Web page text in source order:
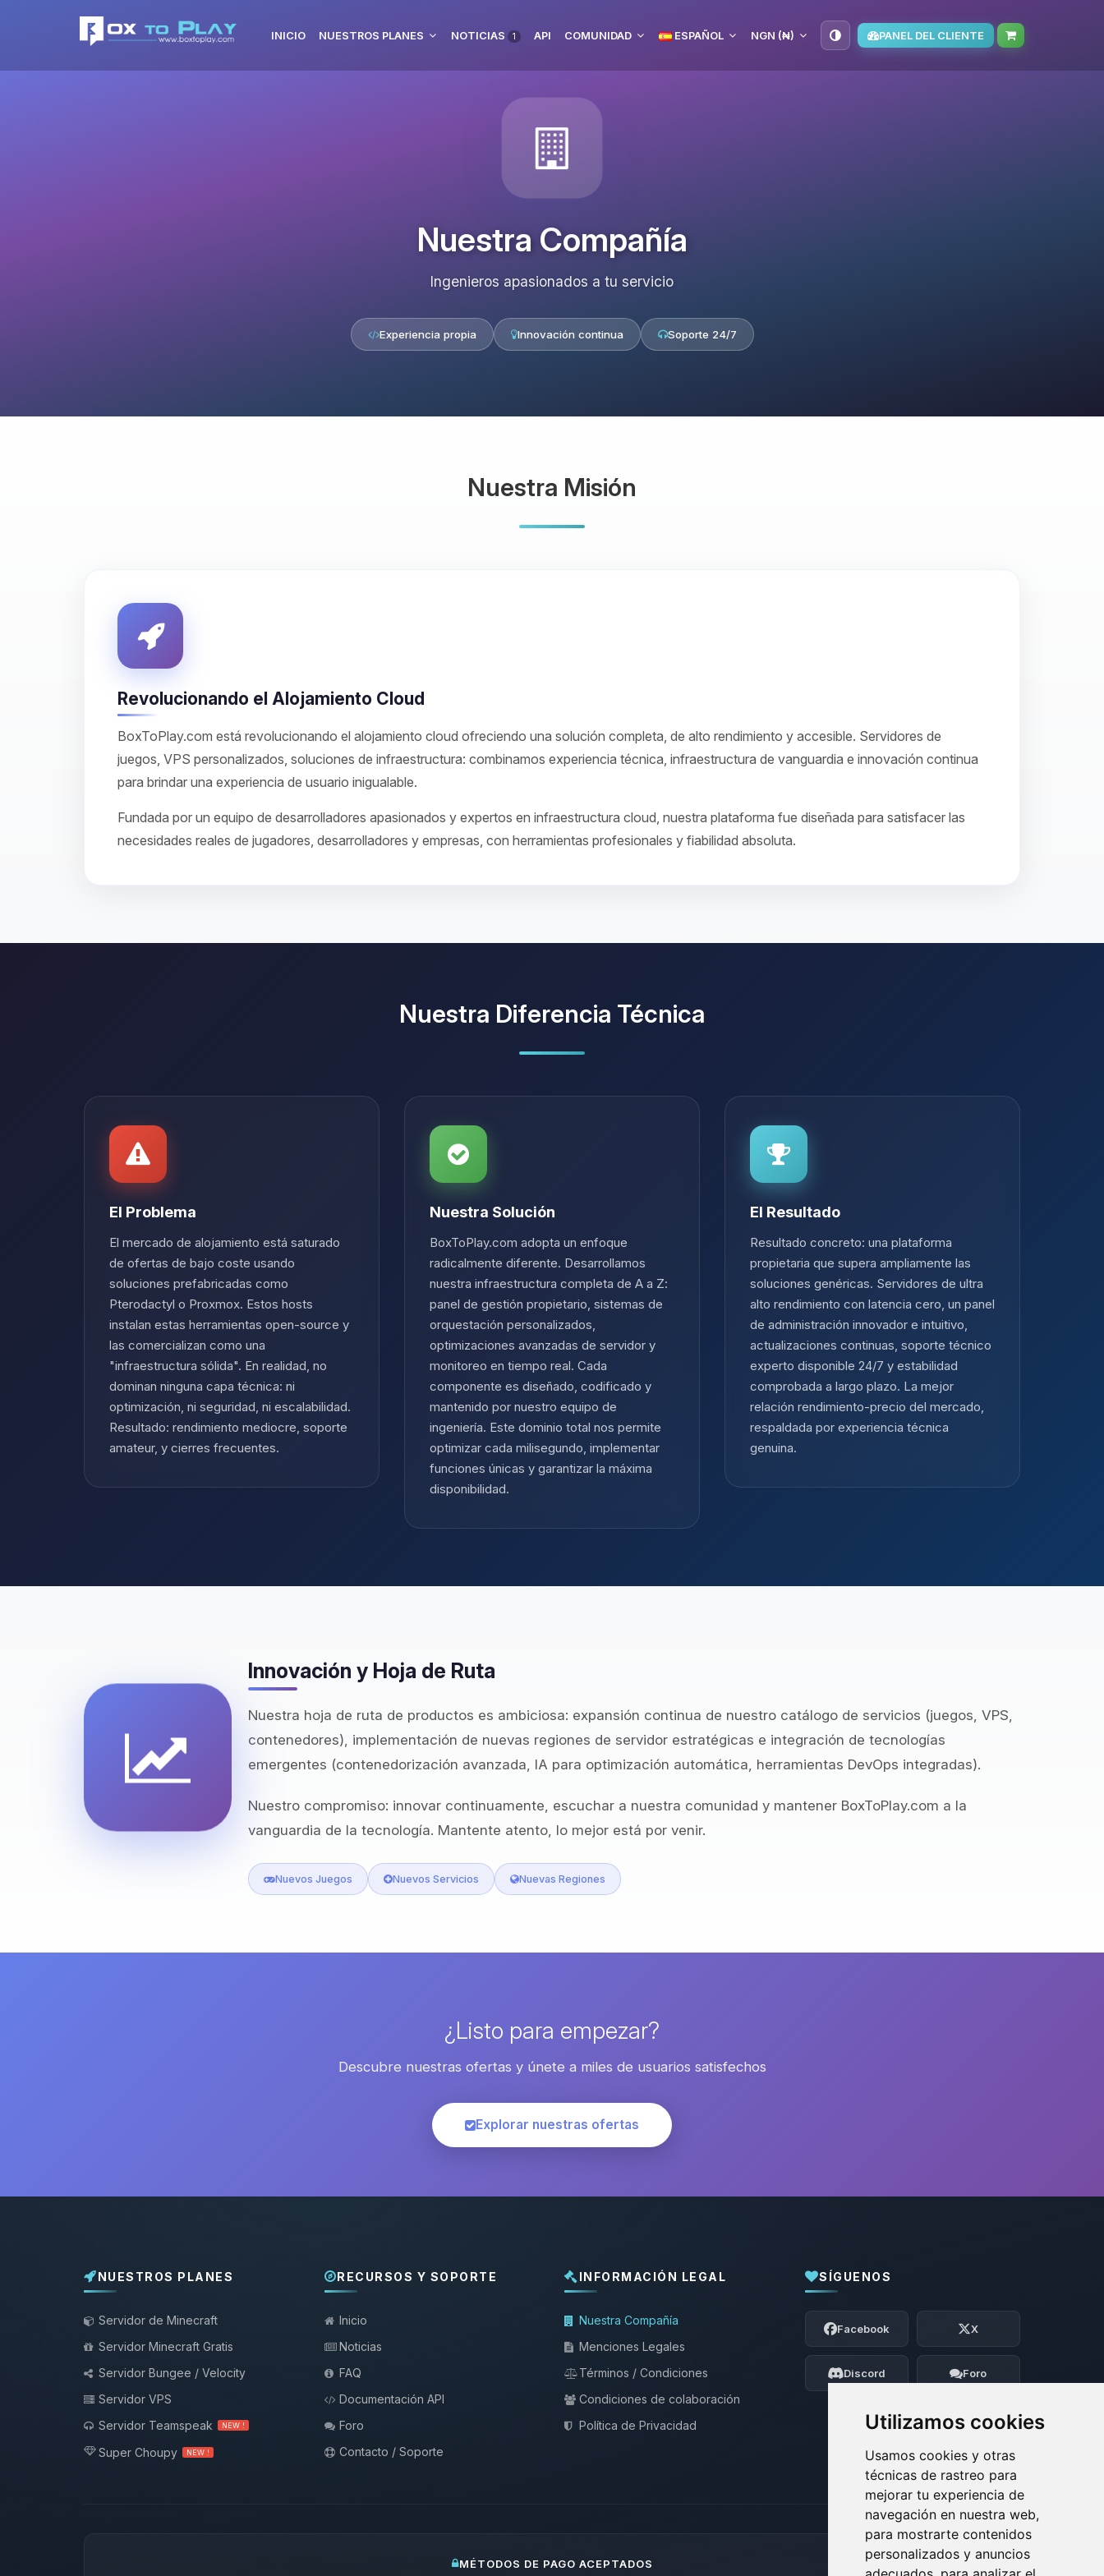
Utilizamos cookies
Usamos cookies y otras
técnicas de rastreo para
mejorar tu experiencia de
navegación en nuestra web,
para mostrarte contenidos
personalizados y anuncios
INICIO NUESTROS PLANES NOTICIAS 1 API COMUNIDAD ESPAÑOL NGN (₦) PANEL DEL CLIENTE
Nuestra Compañía
Ingenieros apasionados a tu servicio
Experiencia propia Innovación continua Soporte 24/7
Nuestra Misión
Revolucionando el Alojamiento Cloud
BoxToPlay.com está revolucionando el alojamiento cloud ofreciendo una solución completa, de alto rendimiento y accesible. Servidores de
juegos, VPS personalizados, soluciones de infraestructura: combinamos experiencia técnica, infraestructura de vanguardia e innovación continua
para brindar una experiencia de usuario inigualable.
Fundada por un equipo de desarrolladores apasionados y expertos en infraestructura cloud, nuestra plataforma fue diseñada para satisfacer las
necesidades reales de jugadores, desarrolladores y empresas, con herramientas profesionales y fiabilidad absoluta.
Nuestra Diferencia Técnica
El Problema
El mercado de alojamiento está saturado
de ofertas de bajo coste usando
soluciones prefabricadas como
Pterodactyl o Proxmox. Estos hosts
instalan estas herramientas open-source y
las comercializan como una
"infraestructura sólida". En realidad, no
dominan ninguna capa técnica: ni
optimización, ni seguridad, ni escalabilidad.
Resultado: rendimiento mediocre, soporte
amateur, y cierres frecuentes.
Nuestra Solución
BoxToPlay.com adopta un enfoque
radicalmente diferente. Desarrollamos
nuestra infraestructura completa de A a Z:
panel de gestión propietario, sistemas de
orquestación personalizados,
optimizaciones avanzadas de servidor y
monitoreo en tiempo real. Cada
componente es diseñado, codificado y
mantenido por nuestro equipo de
ingeniería. Este dominio total nos permite
optimizar cada milisegundo, implementar
funciones únicas y garantizar la máxima
disponibilidad.
El Resultado
Resultado concreto: una plataforma
propietaria que supera ampliamente las
soluciones genéricas. Servidores de ultra
alto rendimiento con latencia cero, un panel
de administración innovador e intuitivo,
actualizaciones continuas, soporte técnico
experto disponible 24/7 y estabilidad
comprobada a largo plazo. La mejor
relación rendimiento-precio del mercado,
respaldada por experiencia técnica
genuina.
Innovación y Hoja de Ruta
Nuestra hoja de ruta de productos es ambiciosa: expansión continua de nuestro catálogo de servicios (juegos, VPS,
contenedores), implementación de nuevas regiones de servidor estratégicas e integración de tecnologías
emergentes (contenedorización avanzada, IA para optimización automática, herramientas DevOps integradas).
Nuestro compromiso: innovar continuamente, escuchar a nuestra comunidad y mantener BoxToPlay.com a la
vanguardia de la tecnología. Mantente atento, lo mejor está por venir.
Nuevos Juegos Nuevos Servicios Nuevas Regiones
¿Listo para empezar?
Descubre nuestras ofertas y únete a miles de usuarios satisfechos
Explorar nuestras ofertas
NUESTROS PLANES
Servidor de Minecraft
Servidor Minecraft Gratis
Servidor Bungee / Velocity
Servidor VPS
Servidor Teamspeak
NEW !
Super Choupy NEW !
RECURSOS Y SOPORTE
Inicio
Noticias
FAQ
Documentación API
Foro
Contacto / Soporte
INFORMACIÓN LEGAL
Nuestra Compañía
Menciones Legales
Términos / Condiciones
Condiciones de colaboración
Política de Privacidad
SÍGUENOS
Facebook X
Discord Foro
MÉTODOS DE PAGO ACEPTADOS
Yupi, por fin alguien con quien hablar!
Soy Choupy, tu pequeno asistente de
BoxToPlay. Cuentame que necesitas y
moveré mis pequenos circuitos para
ayudarte.
07/08/2026 18:46